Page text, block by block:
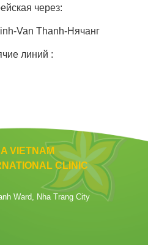
через:
Van Thanh-Нячанг
линий :
VIETNAM
CLINIC
Ward, Nha Trang City